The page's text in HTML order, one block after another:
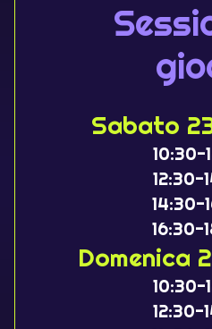
Sabato
10:30-
12:30-
14:30-
16:30-
Domenica
10:30-
12:30-